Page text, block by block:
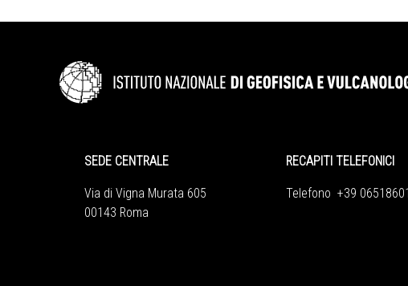
SEDE CENTRALE
Via di Vigna Murata 605
00143 Roma
RECAPITI TELEFONICI
Telefono +39 06518601